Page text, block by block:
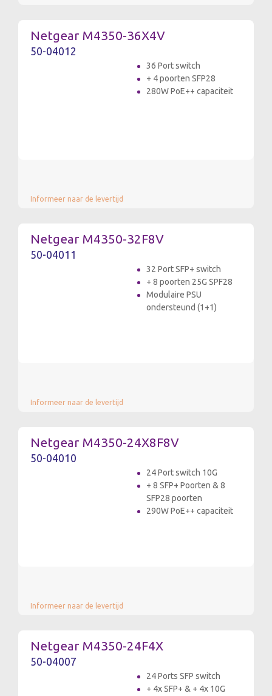
Netgear M4350-36X4V
50-04012
36 Port switch
+ 4 poorten SFP28
280W PoE++ capaciteit
Informeer naar de levertijd
Netgear M4350-32F8V
50-04011
32 Port SFP+ switch
+ 8 poorten 25G SPF28
Modulaire PSU
ondersteund (1+1)
Informeer naar de levertijd
Netgear M4350-24X8F8V
50-04010
24 Port switch 10G
+ 8 SFP+ Poorten & 8
SFP28 poorten
290W PoE++ capaciteit
Informeer naar de levertijd
Netgear M4350-24F4X
50-04007
24 Ports SFP switch
+ 4x SFP+ & + 4x 10G